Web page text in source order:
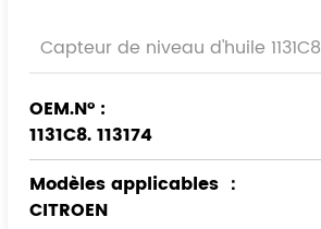
Capteur de niveau d'huile 1131C8
OEM.N° :
1131C8. 113174
Modèles applicables ：
CITROEN